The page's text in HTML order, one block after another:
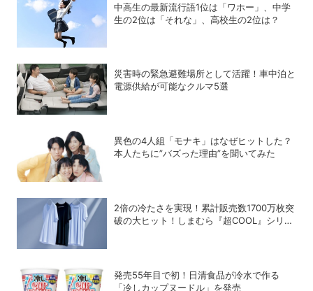
中高生の最新流行語1位は「ワホー」、中学
生の2位は「それな」、高校生の2位は？
災害時の緊急避難場所として活躍！車中泊と
電源供給が可能なクルマ5選
異色の4人組「モナキ」はなぜヒットした？
本人たちに”バズった理由”を聞いてみた
2倍の冷たさを実現！累計販売数1700万枚突
破の大ヒット！しまむら『超COOL』シリー
発売55年目で初！日清食品が冷水で作る
「冷しカップヌードル」を発売